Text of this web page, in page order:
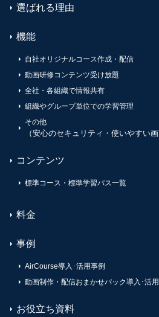
選ばれる理由
機能
自社オリジナルコース作成・配信
動画研修コンテンツ受け放題
全社・各組織で情報共有
組織やグループ単位での学習管理
その他
（安心のセキュリティ・使いやすい画
コンテンツ
標準コース・標準学習パス一覧
料金
事例
AirCourse導入･活用事例
動画制作・配信おまかせパック導入･活
お役立ち資料